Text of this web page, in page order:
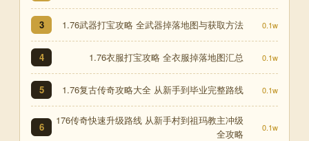
3 1.76武器打宝攻略 全武器掉落地图与获取方法 0.1w
4 1.76衣服打宝攻略 全衣服掉落地图汇总 0.1w
5 1.76复古传奇攻略大全 从新手到毕业完整路线 0.1w
6
176传奇快速升级路线 从新手村到祖玛教主冲级
全攻略
0.1w